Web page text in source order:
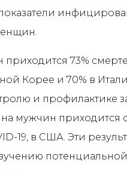
73%
Корее и 70% в
и профилактике
на мужчин приходится
19, в США. Эти
потенциальной